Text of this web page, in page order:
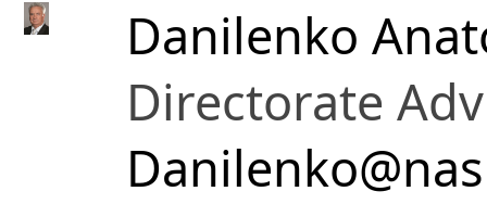
Danilenko
Directorate